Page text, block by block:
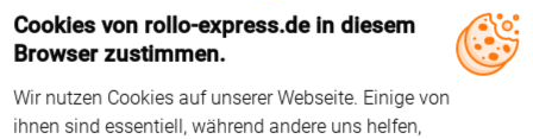
Ab 6EUR Konfigurieren
Cookies von rollo-express.de in diesem
Browser zustimmen.
Wir nutzen Cookies auf unserer Webseite. Einige von
ihnen sind essentiell, während andere uns helfen,